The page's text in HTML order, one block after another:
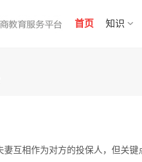
首页 知识
妻互相作为对方的投保人，但关